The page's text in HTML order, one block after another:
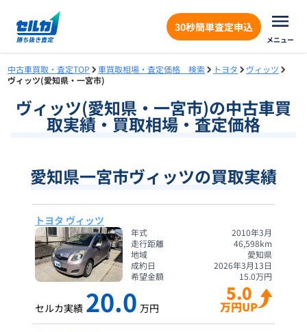
30秒簡単査定申込
メニュー
中古車買取・査定TOP 車買取相場・査定価格 検索 トヨタ
ヴィッツ
ヴィッツ(愛知県・一宮市)
ヴィッツ(愛知県 ・ 一宮市)の中古車買
取実績・買取相場・査定価格
愛知県一宮市ヴィッツの買取実績
トヨタ ヴィッツ
年式
2010年3月
走行距離
46,598km
地域
愛知県
成約日
2026年3月13日
希望金額
15.0万円
セルカ実績 20.0 万円
5.0
万円UP